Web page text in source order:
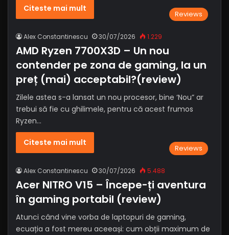
Citeste mai mult
Reviews
Alex Constantinescu 30/07/2026 1.229
AMD Ryzen 7700X3D – Un nou
contender pe zona de gaming, la un
preț (mai) acceptabil?(review)
Zilele astea s-a lansat un nou procesor, bine ‘Nou” ar
trebui să fie cu ghilimele, pentru că acest frumos
Ryzen…
Citeste mai mult
Reviews
Alex Constantinescu 30/07/2026 5.488
Acer NITRO V15 – Începe-ți aventura
în gaming portabil (review)
Atunci când vine vorba de laptopuri de gaming,
ecuația a fost mereu aceeași: cum obții maximum de